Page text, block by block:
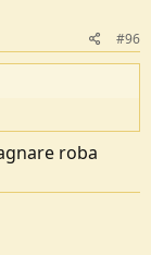
#96
roba